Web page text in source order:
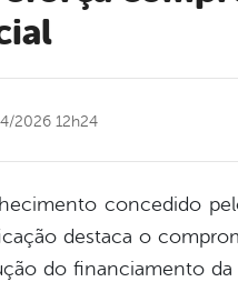
2026 12h24
concedido
destaca o
do financiamento